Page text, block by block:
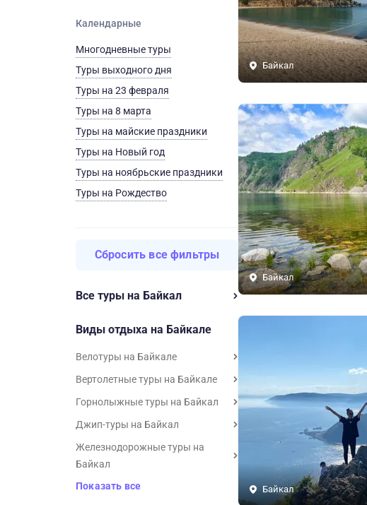
Календарные
Многодневные туры
Туры выходного дня
Туры на 23 февраля
Туры на 8 марта
Туры на майские праздники
Туры на Новый год
Туры на ноябрьские праздники
Туры на Рождество
Сбросить все фильтры
Все туры на Байкал
Виды отдыха на Байкале
Велотуры на Байкале
Вертолетные туры на Байкале
Горнолыжные туры на Байкал
Джип-туры на Байкал
Железнодорожные туры на
Байкал
Показать все
Байкал
Байкал
Байкал